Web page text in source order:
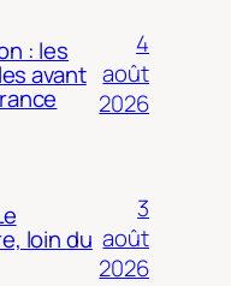
: les
avant
4
août
2026
loin du
3
août
2026